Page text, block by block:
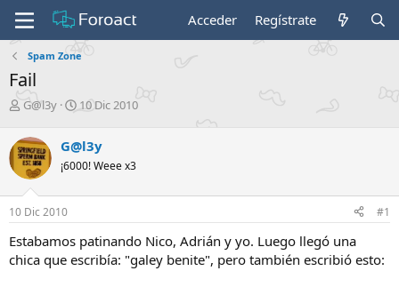
Acceder Regístrate
Spam Zone
Fail
I
i
c
i
a
d
o
d
e
G@l3y
F
h
a
e
i
c
10 Dic 2010
G@l3y
¡6000! Weee x3
10 Dic 2010 #1
Estabamos patinando Nico, Adrián y yo. Luego llegó una
chica que escribía: "galey benite", pero también escribió esto: